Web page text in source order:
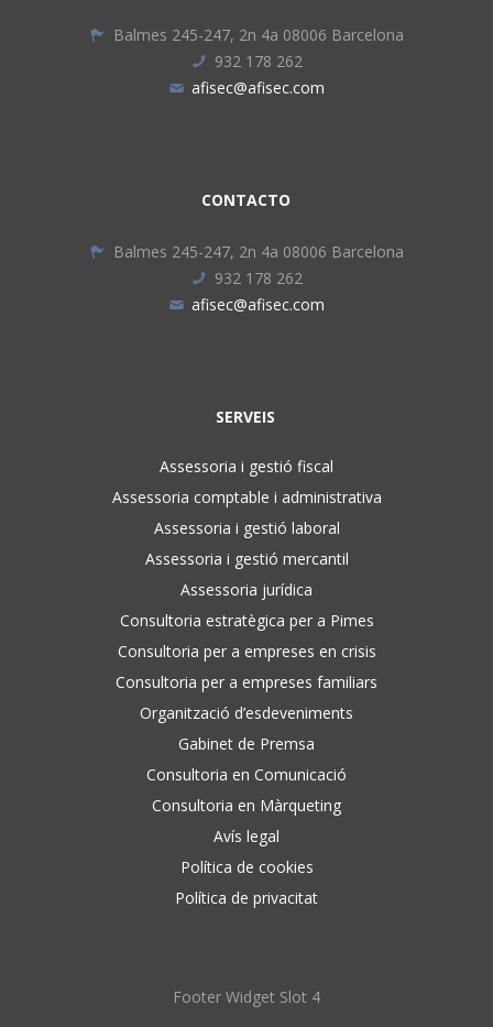
Balmes 245-247, 2n 4a 08006 Barcelona
932 178 262
afisec@afisec.com
CONTACTO
Balmes 245-247, 2n 4a 08006 Barcelona
932 178 262
afisec@afisec.com
SERVEIS
Assessoria i gestió fiscal
Assessoria comptable i administrativa
Assessoria i gestió laboral
Assessoria i gestió mercantil
Assessoria jurídica
Consultoria estratègica per a Pimes
Consultoria per a empreses en crisis
Consultoria per a empreses familiars
Organització d’esdeveniments
Gabinet de Premsa
Consultoria en Comunicació
Consultoria en Màrqueting
Avís legal
Política de cookies
Política de privacitat
Footer Widget Slot 4